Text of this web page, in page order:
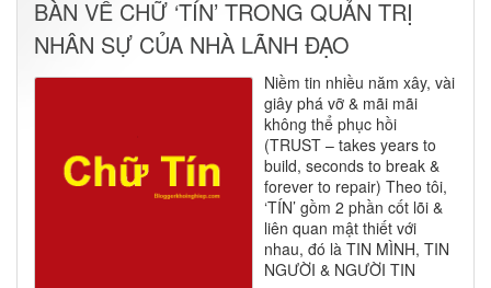
BÀN VỀ CHỮ ‘TÍN’ TRONG QUẢN TRỊ
NHÂN SỰ CỦA NHÀ LÃNH ĐẠO
Niềm tin nhiều năm xây, vài
giây phá vỡ & mãi mãi
không thể phục hồi
(TRUST – takes years to
build, seconds to break &
forever to repair) Theo tôi,
‘TÍN’ gồm 2 phần cốt lõi &
liên quan mật thiết với
nhau, đó là TIN MÌNH, TIN
NGƯỜI & NGƯỜI TIN